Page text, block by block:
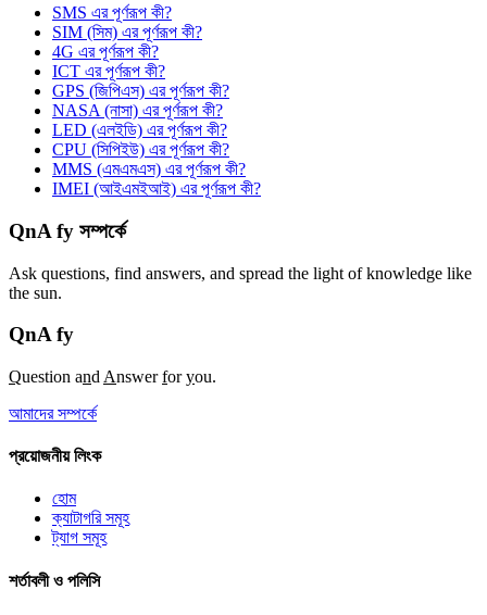
SMS এর পূর্ণরূপ কী?
SIM (সিম) এর পূর্ণরূপ কী?
4G এর পূর্ণরূপ কী?
ICT এর পূর্ণরূপ কী?
GPS (জিপিএস) এর পূর্ণরূপ কী?
NASA (নাসা) এর পূর্ণরূপ কী?
LED (এলইডি) এর পূর্ণরূপ কী?
CPU (সিপিইউ) এর পূর্ণরূপ কী?
MMS (এমএমএস) এর পূর্ণরূপ কী?
IMEI (আইএমইআই) এর পূর্ণরূপ কী?
QnA fy সম্পর্কে
Ask questions, find answers, and spread the light of knowledge like
the sun.
QnAfy
Question and Answerforyou.
আমাদের সম্পর্কে
প্রয়োজনীয় লিংক
হোম
ক্যাটাগরি সমূহ
ট্যাগ সমূহ
শর্তাবলী ও পলিসি